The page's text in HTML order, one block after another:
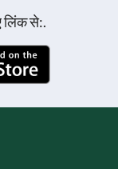
लिंक से:.